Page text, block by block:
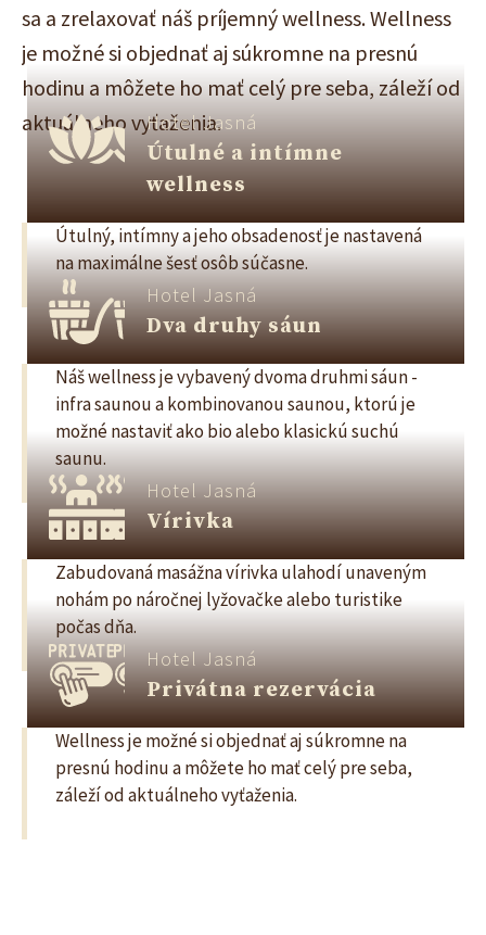
sa a zrelaxovať náš príjemný wellness. Wellness
je možné si objednať aj súkromne na presnú
hodinu a môžete ho mať celý pre seba, záleží od
aktuálneho vyťaženia.
Hotel Jasná
Útulné a intímne
wellness
Útulný, intímny a jeho obsadenosť je nastavená
na maximálne šesť osôb súčasne.
Hotel Jasná
Dva druhy sáun
Náš wellness je vybavený dvoma druhmi sáun -
infra saunou a kombinovanou saunou, ktorú je
možné nastaviť ako bio alebo klasickú suchú
saunu.
Hotel Jasná
Vírivka
Zabudovaná masážna vírivka ulahodí unaveným
nohám po náročnej lyžovačke alebo turistike
počas dňa.
Hotel Jasná
Privátna rezervácia
Wellness je možné si objednať aj súkromne na
presnú hodinu a môžete ho mať celý pre seba,
záleží od aktuálneho vyťaženia.